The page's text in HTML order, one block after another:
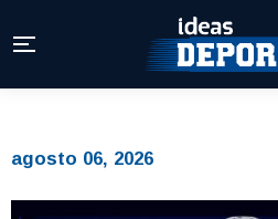
agosto 06, 2026